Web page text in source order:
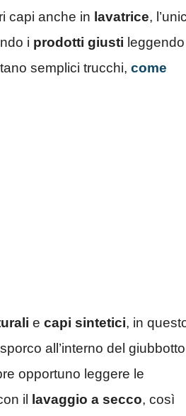
capi anche in lavatrice,
i prodotti giusti leggendo
semplici trucchi, come
e capi sintetici, in
all’interno del
opportuno leggere le
il
lavaggio a secco, così